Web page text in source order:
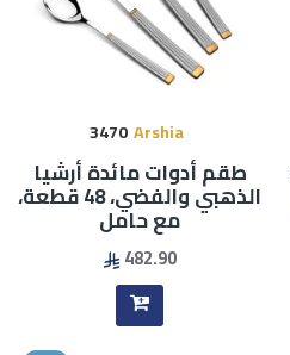
Arshia
3470
طقم أدوات مائدة أرشيا
الذهبي والفضي، 48 قطعة،
مع حامل
482.90